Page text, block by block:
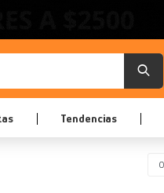
Tendencias